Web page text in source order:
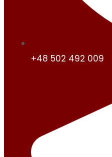
+48 502 492 009